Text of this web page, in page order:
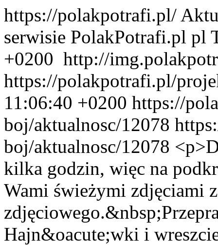
https://polakpotrafi.pl/
serwisie PolakPotrafi.pl pl
+0200 http://
https://polakpotrafi.pl/
11:06:40 +0200 https://
boj/aktualnosc/12078
boj/aktualnosc/12078
kilka godzin, więc na
Wami świeżymi zdjęciami
Hajn&oacute;wki i